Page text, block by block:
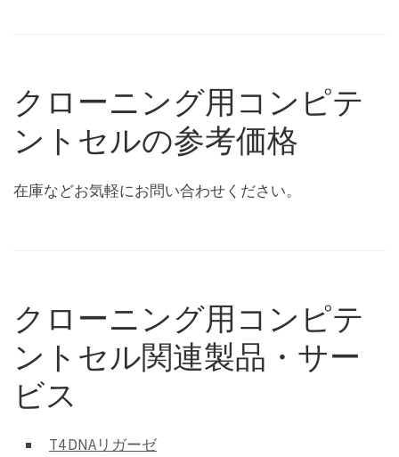
クローニング用コンピテ
ントセルの参考価格
在庫などお気軽にお問い合わせください。
クローニング用コンピテ
ントセル関連製品・サー
ビス
T4 DNAリガーゼ